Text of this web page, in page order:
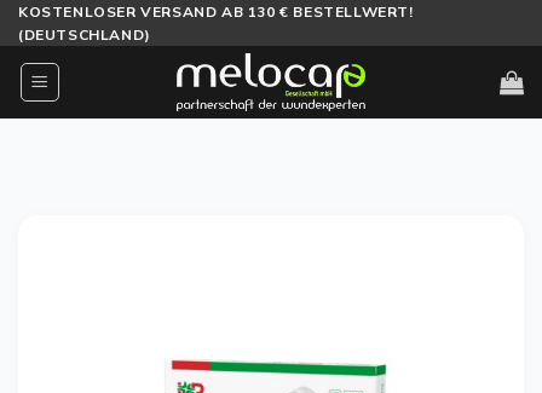
Zum
Inhalt
springen
KOSTENLOSER VERSAND AB 130 € BESTELLWERT!
(DEUTSCHLAND)